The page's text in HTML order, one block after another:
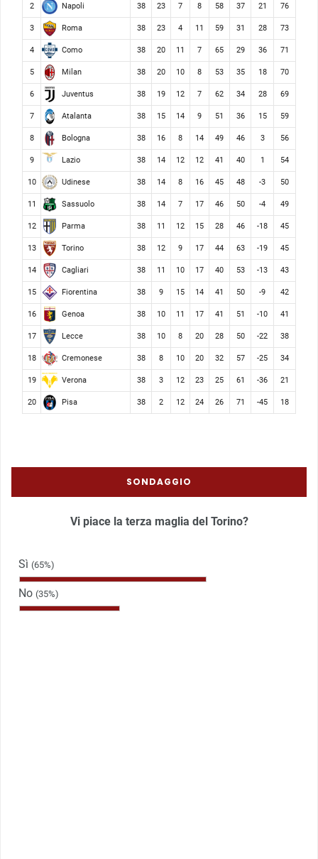
2 Napoli 38 23 7 8 58 37 21 76
3 Roma 38 23 4 11 59 31 28 73
4 Como 38 20 11 7 65 29 36 71
5 Milan 38 20 10 8 53 35 18 70
6 Juventus 38 19 12 7 62 34 28 69
7 Atalanta 38 15 14 9 51 36 15 59
8 Bologna 38 16 8 14 49 46 3 56
9 Lazio 38 14 12 12 41 40 1 54
10 Udinese 38 14 8 16 45 48 -3 50
11 Sassuolo 38 14 7 17 46 50 -4 49
12 Parma 38 11 12 15 28 46 -18 45
13 Torino 38 12 9 17 44 63 -19 45
14 Cagliari 38 11 10 17 40 53 -13 43
15 Fiorentina 38 9 15 14 41 50 -9 42
16 Genoa 38 10 11 17 41 51 -10 41
17 Lecce 38 10 8 20 28 50 -22 38
18 Cremonese 38 8 10 20 32 57 -25 34
19 Verona 38 3 12 23 25 61 -36 21
20 Pisa 38 2 12 24 26 71 -45 18
SONDAGGIO
Vi piace la terza maglia del Torino?
Sì (65%)
No (35%)